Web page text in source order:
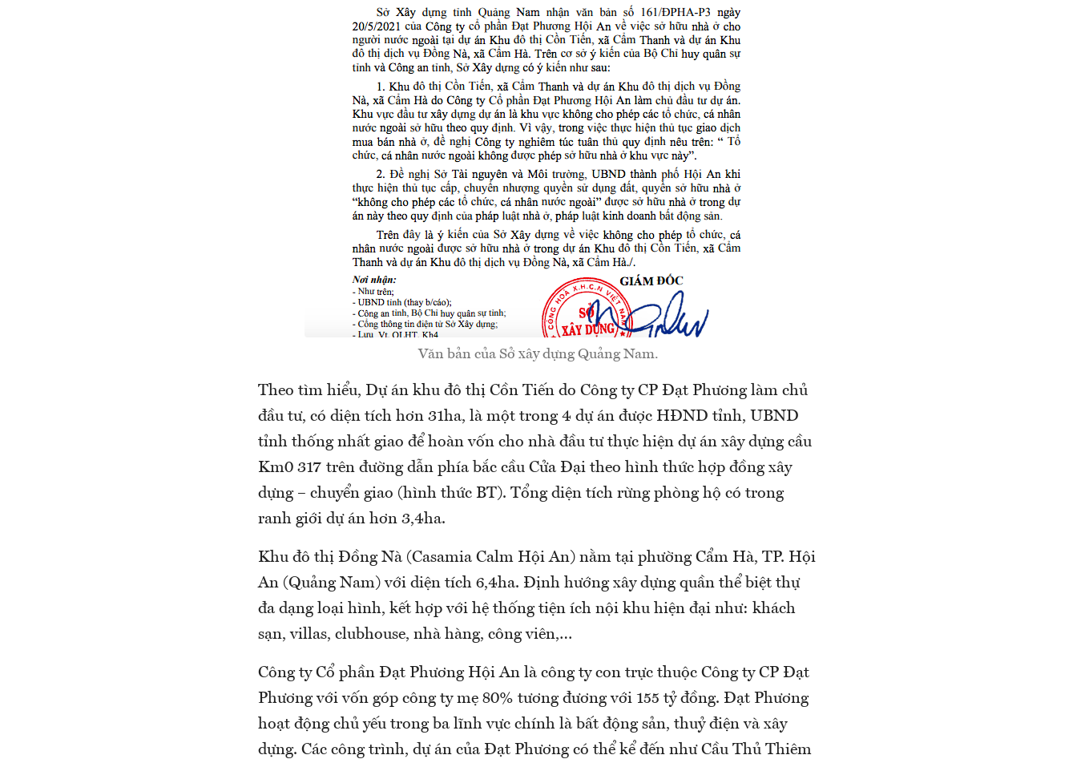
Văn bản của Sở xây dựng Quảng Nam.
Theo tìm hiểu, Dự án khu đô thị Cồn Tiến do Công ty CP Đạt Phương làm chủ
đầu tư, có diện tích hơn 31ha, là một trong 4 dự án được HĐND tỉnh, UBND
tỉnh thống nhất giao để hoàn vốn cho nhà đầu tư thực hiện dự án xây dựng cầu
Km0 317 trên đường dẫn phía bắc cầu Cửa Đại theo hình thức hợp đồng xây
dựng – chuyển giao (hình thức BT). Tổng diện tích rừng phòng hộ có trong
ranh giới dự án hơn 3,4ha.
Khu đô thị Đồng Nà (Casamia Calm Hội An) nằm tại phường Cẩm Hà, TP. Hội
An (Quảng Nam) với diện tích 6,4ha. Định hướng xây dựng quần thể biệt thự
đa dạng loại hình, kết hợp với hệ thống tiện ích nội khu hiện đại như: khách
sạn, villas, clubhouse, nhà hàng, công viên,…
Công ty Cổ phần Đạt Phương Hội An là công ty con trực thuộc Công ty CP Đạt
Phương với vốn góp công ty mẹ 80% tương đương với 155 tỷ đồng. Đạt Phương
hoạt động chủ yếu trong ba lĩnh vực chính là bất động sản, thuỷ điện và xây
dựng. Các công trình, dự án của Đạt Phương có thể kể đến như Cầu Thủ Thiêm